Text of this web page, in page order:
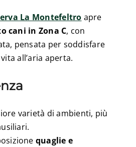
La Montefeltro apre
cani in Zona C, con
pensata per soddisfare
all’aria aperta.
varietà di ambienti, più
quaglie e